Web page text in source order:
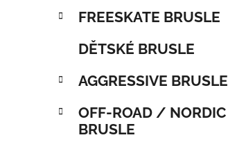
FREESKATE BRUSLE
DĚTSKÉ BRUSLE
AGGRESSIVE BRUSLE
OFF-ROAD / NORDIC
BRUSLE